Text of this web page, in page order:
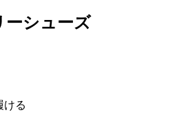
ーシューズ
ける